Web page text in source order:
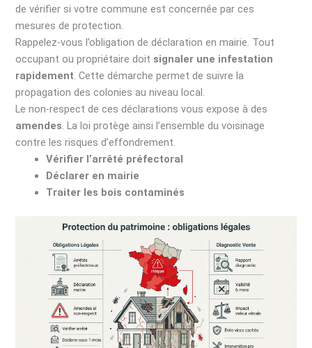
de vérifier si votre commune est concernée par ces
mesures de protection.
Rappelez-vous l’obligation de déclaration en mairie. Tout
occupant ou propriétaire doit signaler une infestation
rapidement. Cette démarche permet de suivre la
propagation des colonies au niveau local.
Le non-respect de ces déclarations vous expose à des
amendes. La loi protège ainsi l’ensemble du voisinage
contre les risques d’effondrement.
Vérifier l’arrêté préfectoral
Déclarer en mairie
Traiter les bois contaminés